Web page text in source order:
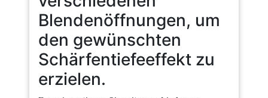
Blendenöffnungen, um
den gewünschten
Schärfentiefeeffekt zu
erzielen.